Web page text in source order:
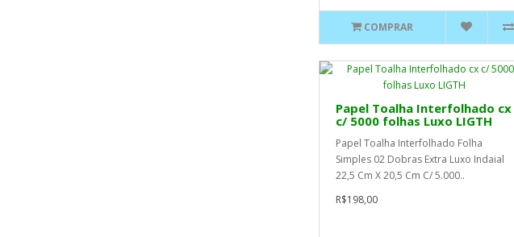
COMPRAR
Papel Toalha Interfolhado cx
c/ 5000 folhas Luxo LIGTH
Papel Toalha Interfolhado Folha
Simples 02 Dobras Extra Luxo Indaial
22,5 Cm X 20,5 Cm C/ 5.000..
R$198,00